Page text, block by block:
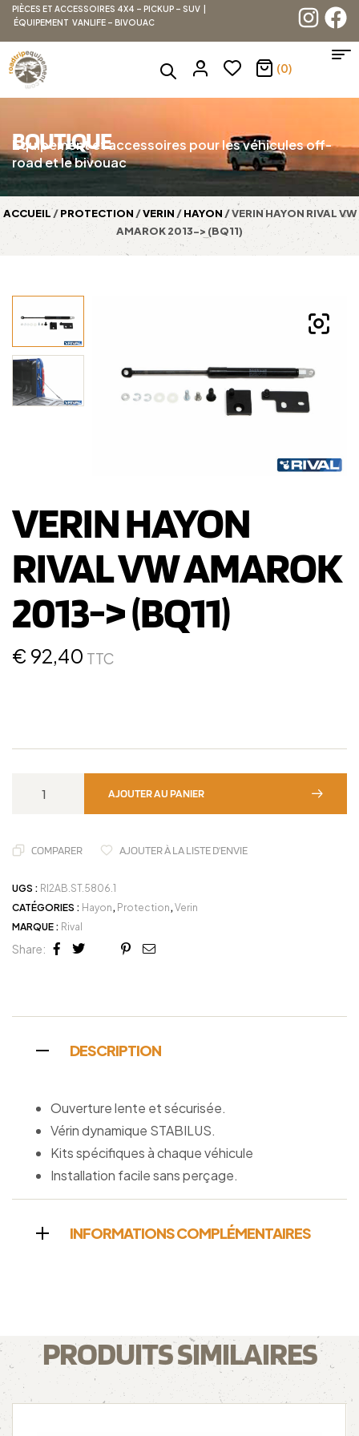
PIÈCES ET ACCESSOIRES 4X4 – PICKUP – SUV |
ÉQUIPEMENT VANLIFE – BIVOUAC
(0)
BOUTIQUE
Équipement et accessoires pour les véhicules off-
road et le bivouac
ACCUEIL/PROTECTION /VERIN /HAYON / VERIN HAYON RIVAL VW
AMAROK 2013-> (BQ11)
VERIN HAYON
RIVAL VW AMAROK
2013-> (BQ11)
€ 92,40 TTC
AJOUTER AU PANIER
COMPARER AJOUTER À LA LISTE D'ENVIE
UGS : RI2AB.ST.5806.1
CATÉGORIES : Hayon, Protection, Verin
MARQUE : Rival
Share:
Facebook
TwitterLinkedin
Google+
Pinterest
Email
DESCRIPTION
Ouverture lente et sécurisée.
Vérin dynamique STABILUS.
Kits spécifiques à chaque véhicule
Installation facile sans perçage.
INFORMATIONS COMPLÉMENTAIRES
PRODUITS SIMILAIRES